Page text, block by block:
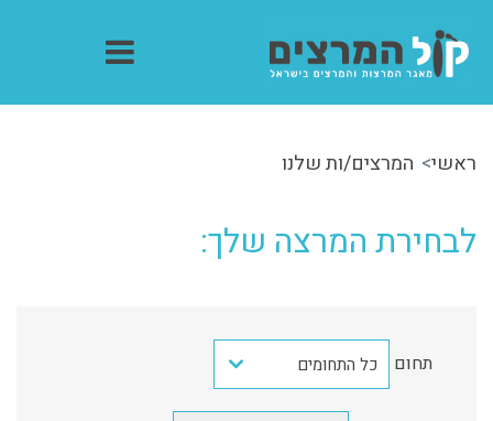
ראשי המרצים/ות שלנו
לבחירת המרצה שלך:
תחום כל התחומים